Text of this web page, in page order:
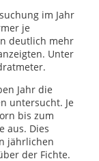
im Jahr
je
deutlich mehr
Unter
Jahr die
untersucht. Je
bis zum
aus. Dies
jährlichen
der Fichte.